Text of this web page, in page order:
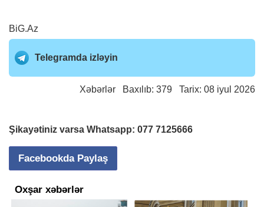
BiG.Az
Telegramda izləyin
Xəbərlər Baxılıb: 379 Tarix: 08 iyul 2026
Şikayətiniz varsa Whatsapp: 077 7125666
Facebookda Paylaş
Oxşar xəbərlər